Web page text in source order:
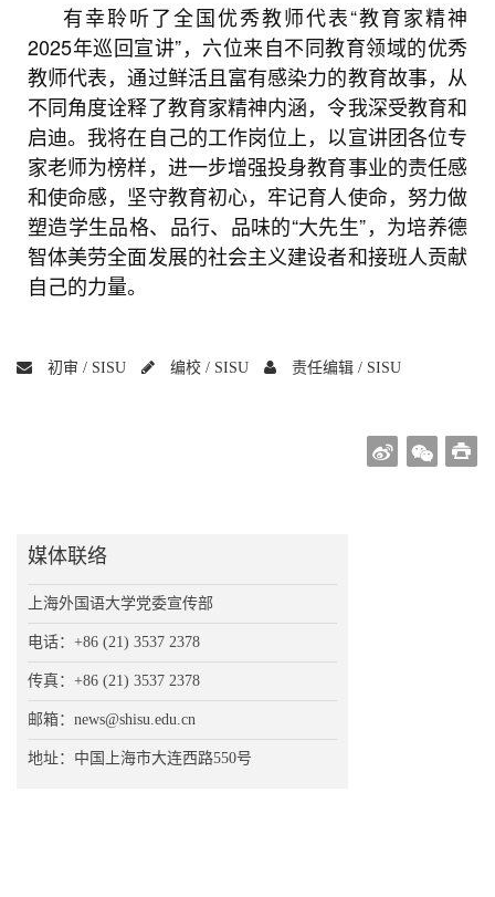
有幸聆听了全国优秀教师代表“教育家精神
2025年巡回宣讲”，六位来自不同教育领域的优秀
教师代表，通过鲜活且富有感染力的教育故事，从
不同角度诠释了教育家精神内涵，令我深受教育和
启迪。我将在自己的工作岗位上，以宣讲团各位专
家老师为榜样，进一步增强投身教育事业的责任感
和使命感，坚守教育初心，牢记育人使命，努力做
塑造学生品格、品行、品味的“大先生”，为培养德
智体美劳全面发展的社会主义建设者和接班人贡献
自己的力量。
初审 / SISU 编校 / SISU 责任编辑 / SISU
媒体联络
上海外国语大学党委宣传部
电话：+86 (21) 3537 2378
传真：+86 (21) 3537 2378
邮箱：news@shisu.edu.cn
地址：中国上海市大连西路550号